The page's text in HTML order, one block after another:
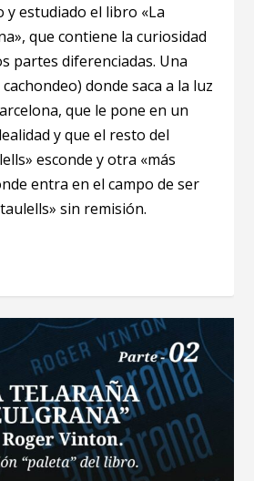
y estudiado el libro «La
que contiene la curiosidad
partes diferenciadas. Una
donde saca a la luz
que le pone en un
y que el resto del
esconde y otra «más
entra en el campo de ser
sin remisión.